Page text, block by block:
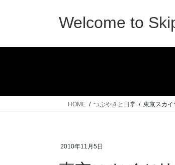
Welcome to
HOME つぶやきと日常 東京スカイ
2010年11月5日